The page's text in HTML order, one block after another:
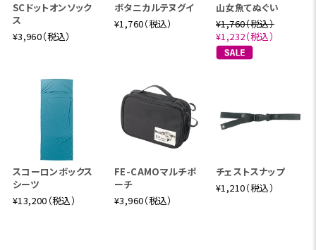
SCドットオンソック
ス
¥3,960（税込）
ボタニカルテヌグイ
¥1,760（税込）
山女魚てぬぐい
¥1,760（税込）
¥1,232（税込）
スコーロンボックス
シーツ
¥13,200（税込）
FE-CAMOマルチポ
ーチ
¥3,960（税込）
チェストスナップ
¥1,210（税込）